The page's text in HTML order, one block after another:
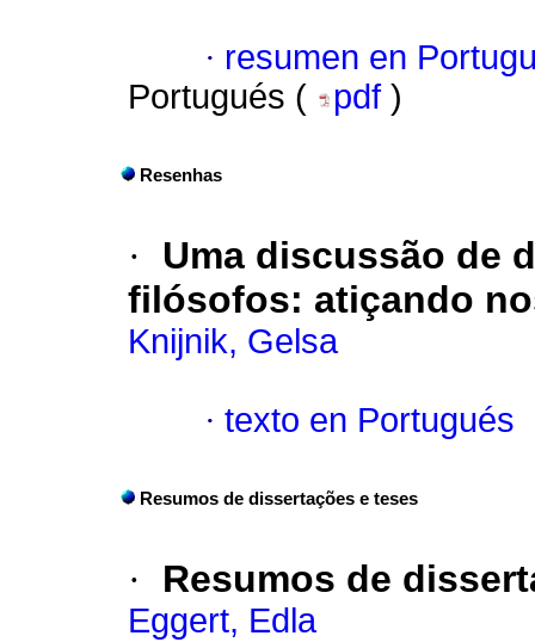
· resumen en
Portugués (
pdf )
Resenhas
·
Uma discussão de
filósofos: atiçando
Knijnik, Gelsa
· texto en Portugués
Resumos de dissertações e teses
· Resumos de
Eggert, Edla